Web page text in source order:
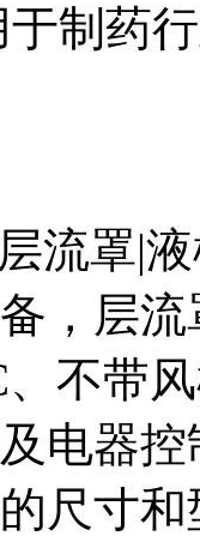
制药
流罩|
，层
不带
电器
尺寸